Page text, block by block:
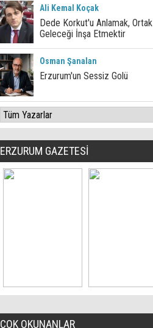
Ali Kemal Koçak
Dede Korkut'u Anlamak, Ortak
Geleceği İnşa Etmektir
Osman Şanalan
Erzurum'un Sessiz Golü
ERZURUM GAZETESİ
ÇOK OKUNANLAR